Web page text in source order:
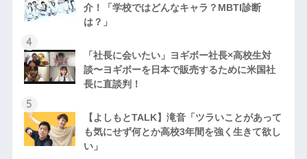
介！「学校ではどんなキャラ？MBTI診断
は？」
「社長に会いたい」ヨギボー社長×高校生対
談〜ヨギボーを日本で販売するために米国社
長に直談判！
【よしもとTALK】滝音「ツラいことがあって
も気にせず何とか高校3年間を強く生きて欲し
い」